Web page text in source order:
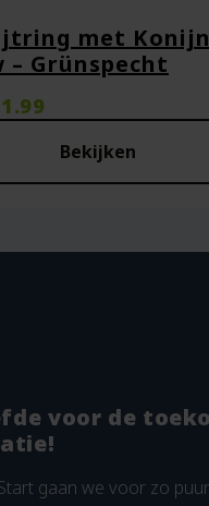
met
– Grünspecht
Bekijken
voor de
gaan we voor zo